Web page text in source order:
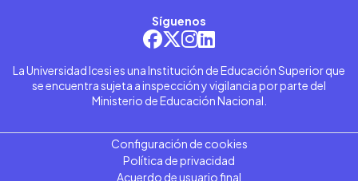
Síguenos
La Universidad Icesi es una Institución de Educación Superior que
se encuentra sujeta a inspección y vigilancia por parte del
Ministerio de Educación Nacional.
Configuración de cookies
Política de privacidad
Acuerdo de usuario final